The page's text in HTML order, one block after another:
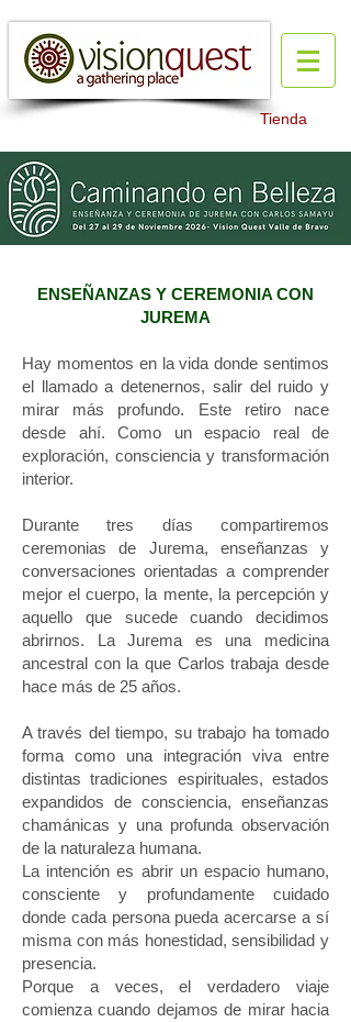
Tienda
ENSEÑANZAS Y CEREMONIA CON
JUREMA
Hay momentos en la vida donde sentimos
el llamado a detenernos, salir del ruido y
mirar más profundo. Este retiro nace
desde ahí. Como un espacio real de
exploración, consciencia y transformación
interior.
Durante tres días compartiremos
ceremonias de Jurema, enseñanzas y
conversaciones orientadas a comprender
mejor el cuerpo, la mente, la percepción y
aquello que sucede cuando decidimos
abrirnos. La Jurema es una medicina
ancestral con la que Carlos trabaja desde
hace más de 25 años.
A través del tiempo, su trabajo ha tomado
forma como una integración viva entre
distintas tradiciones espirituales, estados
expandidos de consciencia, enseñanzas
chamánicas y una profunda observación
de la naturaleza humana.
La intención es abrir un espacio humano,
consciente y profundamente cuidado
donde cada persona pueda acercarse a sí
misma con más honestidad, sensibilidad y
presencia.
Porque a veces, el verdadero viaje
comienza cuando dejamos de mirar hacia